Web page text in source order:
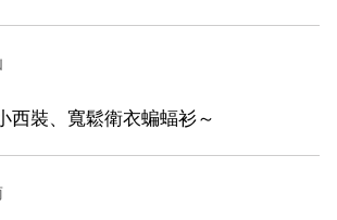
西裝、寬鬆衛衣蝙蝠衫～